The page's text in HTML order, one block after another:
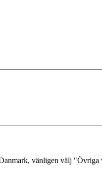
vänligen välj "Övriga